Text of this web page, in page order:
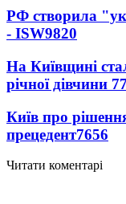
РФ створила
- ISW9820
На Київщині
річної дівчини
Київ про
прецедент7656
Читати коментарі